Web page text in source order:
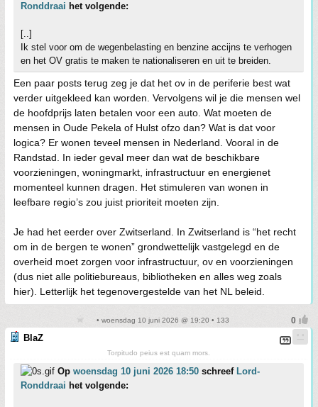
Ronddraai het volgende:
[..]
Ik stel voor om de wegenbelasting en benzine accijns te verhogen
en het OV gratis te maken te nationaliseren en uit te breiden.
Een paar posts terug zeg je dat het ov in de periferie best wat
verder uitgekleed kan worden. Vervolgens wil je die mensen wel
de hoofdprijs laten betalen voor een auto. Wat moeten de
mensen in Oude Pekela of Hulst ofzo dan? Wat is dat voor
logica? Er wonen teveel mensen in Nederland. Vooral in de
Randstad. In ieder geval meer dan wat de beschikbare
voorzieningen, woningmarkt, infrastructuur en energienet
momenteel kunnen dragen. Het stimuleren van wonen in
leefbare regio’s zou juist prioriteit moeten zijn.
Je had het eerder over Zwitserland. In Zwitserland is “het recht
om in de bergen te wonen” grondwettelijk vastgelegd en de
overheid moet zorgen voor infrastructuur, ov en voorzieningen
(dus niet alle politiebureaus, bibliotheken en alles weg zoals
hier). Letterlijk het tegenovergestelde van het NL beleid.
• woensdag 10 juni 2026 @ 19:20 • 133
BlaZ
Torpitudo peius est quam mors.
Op woensdag 10 juni 2026 18:50 schreef Lord-
Ronddraai het volgende: